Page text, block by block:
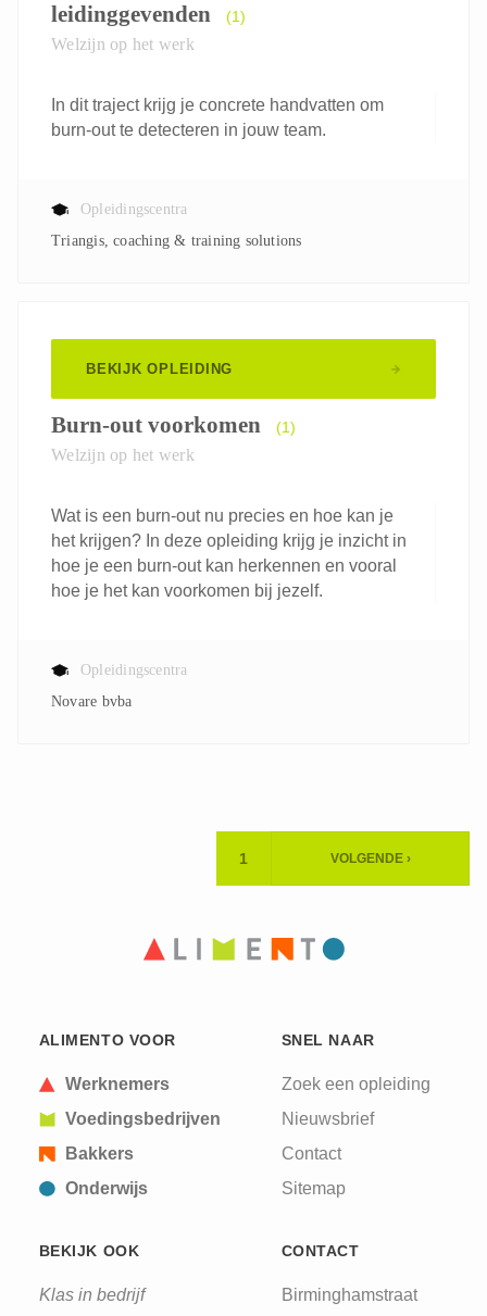
leidinggevenden
(1)
Welzijn op het werk
In dit traject krijg je concrete handvatten om
burn-out te detecteren in jouw team.
Opleidingscentra
Triangis, coaching & training solutions
BEKIJK OPLEIDING
Burn-out voorkomen (1)
Welzijn op het werk
Wat is een burn-out nu precies en hoe kan je
het krijgen? In deze opleiding krijg je inzicht in
hoe je een burn-out kan herkennen en vooral
hoe je het kan voorkomen bij jezelf.
Opleidingscentra
Novare bvba
HUIDIGE
1 VOLGENDE ›
ALIMENTO VOOR
Werknemers
Voedingsbedrijven
Bakkers
Onderwijs
SNEL NAAR
Zoek een opleiding
Nieuwsbrief
Contact
Sitemap
BEKIJK OOK
Klas in bedrijf
CONTACT
Birminghamstraat